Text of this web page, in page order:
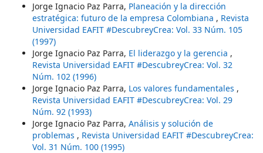
Jorge Ignacio Paz Parra, Planeación y la dirección
estratégica: futuro de la empresa Colombiana , Revista
Universidad EAFIT #DescubreyCrea: Vol. 33 Núm. 105
(1997)
Jorge Ignacio Paz Parra, El liderazgo y la gerencia ,
Revista Universidad EAFIT #DescubreyCrea: Vol. 32
Núm. 102 (1996)
Jorge Ignacio Paz Parra, Los valores fundamentales ,
Revista Universidad EAFIT #DescubreyCrea: Vol. 29
Núm. 92 (1993)
Jorge Ignacio Paz Parra, Análisis y solución de
problemas , Revista Universidad EAFIT #DescubreyCrea:
Vol. 31 Núm. 100 (1995)